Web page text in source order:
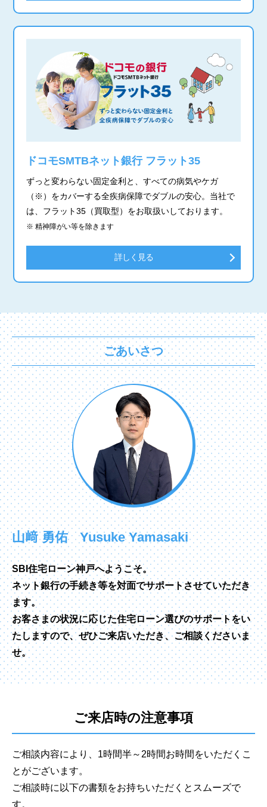
ドコモSMTBネット銀行 フラット35
ずっと変わらない固定金利と、すべての病気やケガ
（※）をカバーする全疾病保障でダブルの安心。当社で
は、フラット35（買取型）をお取扱いしております。
※ 精神障がい等を除きます
詳しく見る
ごあいさつ
山﨑 勇佑 Yusuke Yamasaki
SBI住宅ローン神戸へようこそ。
ネット銀行の手続き等を対面でサポートさせていただき
ます。
お客さまの状況に応じた住宅ローン選びのサポートをい
たしますので、ぜひご来店いただき、ご相談くださいま
せ。
ご来店時の注意事項
ご相談内容により、1時間半～2時間お時間をいただくこ
とがございます。
ご相談時に以下の書類をお持ちいただくとスムーズで
す。